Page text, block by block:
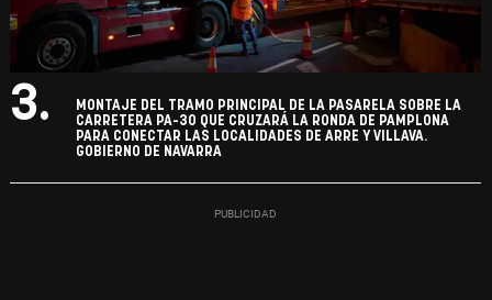
3.
MONTAJE DEL TRAMO PRINCIPAL DE LA PASARELA SOBRE LA
CARRETERA PA-30 QUE CRUZARÁ LA RONDA DE PAMPLONA
PARA CONECTAR LAS LOCALIDADES DE ARRE Y VILLAVA.
GOBIERNO DE NAVARRA